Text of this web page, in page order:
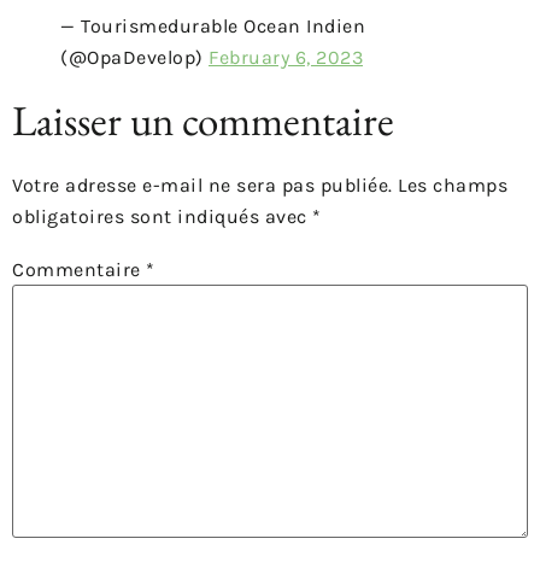
— Tourismedurable Ocean Indien
(@OpaDevelop) February 6, 2023
Laisser un commentaire
Votre adresse e-mail ne sera pas publiée. Les champs
obligatoires sont indiqués avec *
Commentaire *